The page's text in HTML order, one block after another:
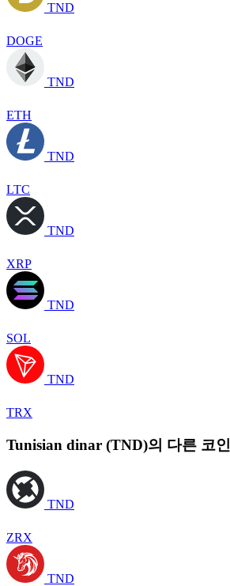
TND
DOGE
TND
ETH
TND
LTC
TND
XRP
TND
SOL
TND
TRX
Tunisian dinar (TND)의 다른 코인
TND
ZRX
TND